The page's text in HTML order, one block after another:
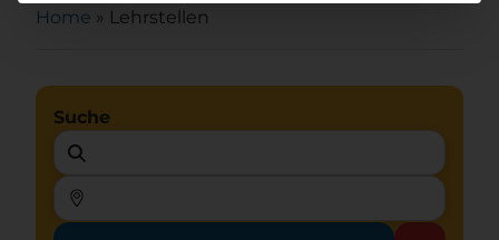
Home » Lehrstellen
Suche